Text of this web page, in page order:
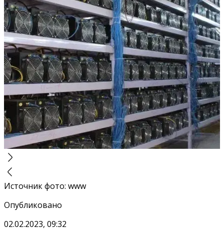
Источник фото: www
Опубликовано
02.02.2023, 09:32